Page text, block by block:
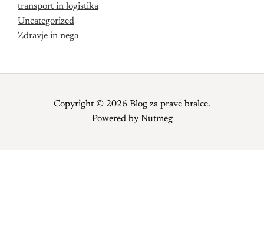
transport in logistika
Uncategorized
Zdravje in nega
Copyright © 2026 Blog za prave bralce.
Powered by Nutmeg